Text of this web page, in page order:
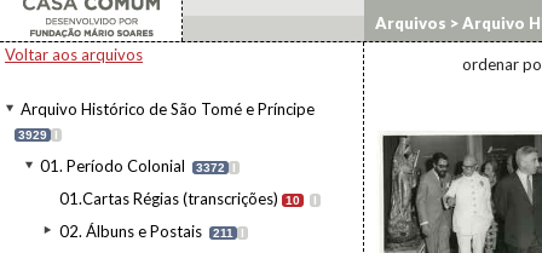
Voltar aos arquivos
Arquivo Histórico de São Tomé e Príncipe
3929 I
01. Período Colonial 3372 I
01.Cartas Régias (transcrições) 10 I
02. Álbuns e Postais 211 I
Arquivos >Arquivo
oficiais>Visitas
ordenar